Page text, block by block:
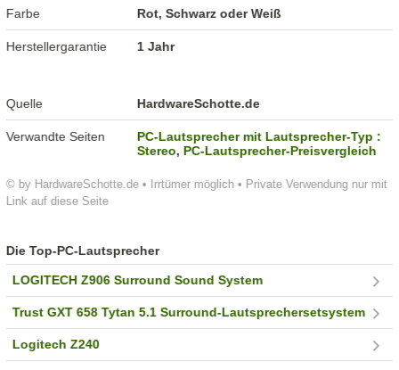
© by HardwareSchotte.de • Irrtümer möglich • Private Verwendung nur mit
Link auf diese Seite
Farbe Rot, Schwarz oder Weiß
Herstellergarantie 1 Jahr
Quelle HardwareSchotte.de
Verwandte Seiten
PC-Lautsprecher mit Lautsprecher-Typ :
Stereo,PC-Lautsprecher-Preisvergleich
Die Top-PC-Lautsprecher
LOGITECH Z906 Surround Sound System
Trust GXT 658 Tytan 5.1 Surround-Lautsprechersetsystem
Logitech Z240